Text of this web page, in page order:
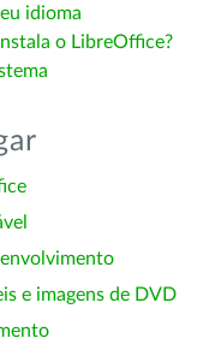
idioma
o LibreOffice?
e imagens de DVD